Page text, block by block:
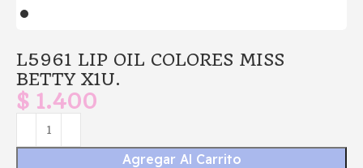
L5961 LIP OIL COLORES MISS
BETTY X1U.
$ 1.400
Agregar Al Carrito